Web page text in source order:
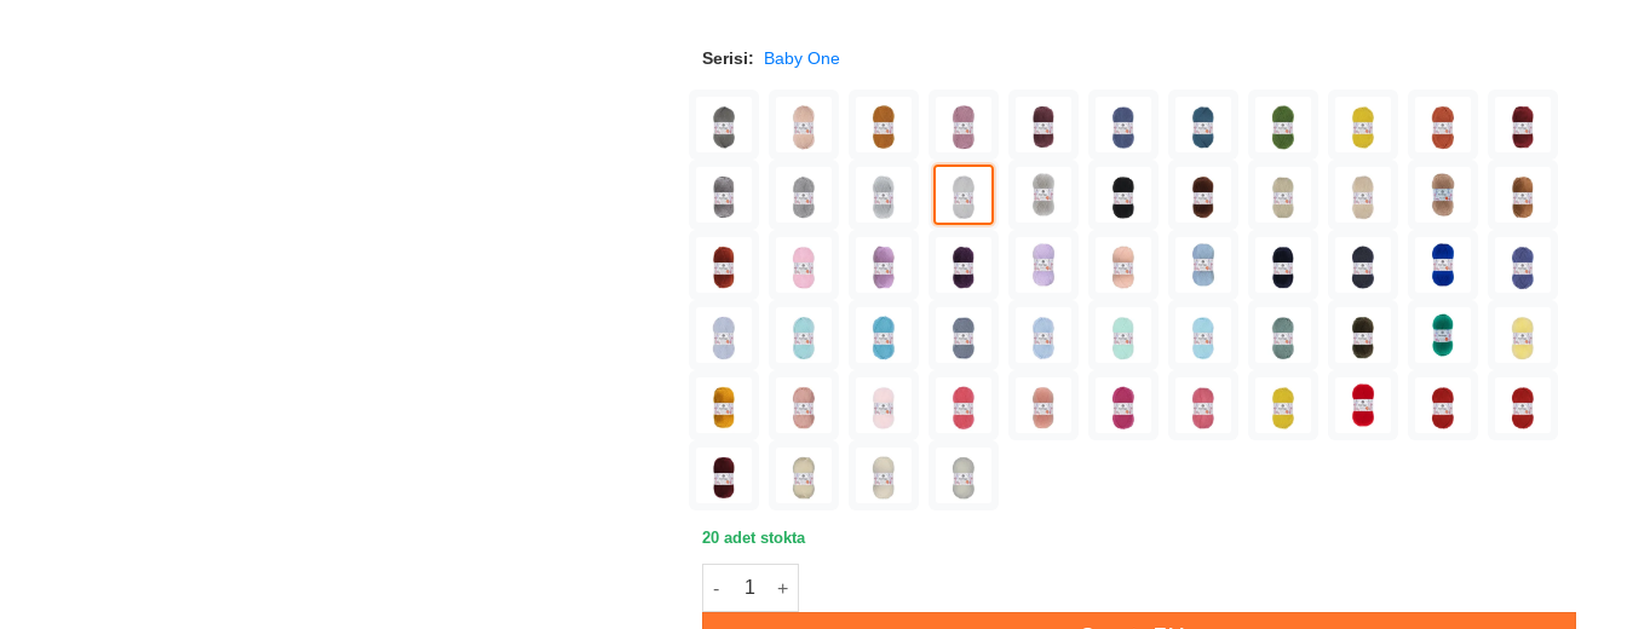
Serisi: Baby One
20 adet stokta
Kartopu Baby One Alaska Gri Örgü İpliği K992 adet